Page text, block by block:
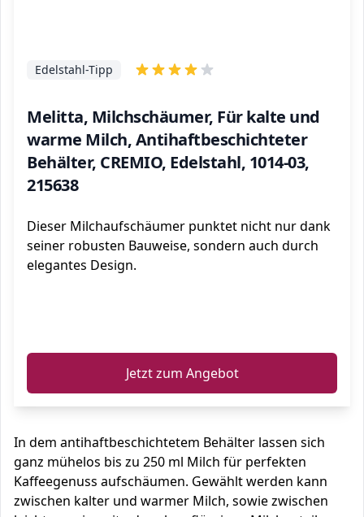
Melitta, Milchschäumer, Für kalte und
warme Milch, Antihaftbeschichteter
Behälter, CREMIO, Edelstahl, 1014-03,
215638
Edelstahl-Tipp
Dieser Milchaufschäumer punktet nicht nur dank
seiner robusten Bauweise, sondern auch durch
elegantes Design.
Jetzt zum Angebot
In dem antihaftbeschichtetem Behälter lassen sich
ganz mühelos bis zu 250 ml Milch für perfekten
Kaffeegenuss aufschäumen. Gewählt werden kann
zwischen kalter und warmer Milch, sowie zwischen